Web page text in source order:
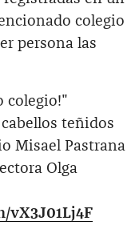
colegio
persona las
colegio!"
teñidos
Misael Pastrana
Olga
vX3J01Lj4F